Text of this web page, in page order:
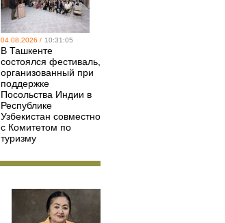
04.08.2026 / 10:31:05
В Ташкенте
состоялся фестиваль,
организованный при
поддержке
Посольства Индии в
Республике
Узбекистан совместно
с Комитетом по
туризму